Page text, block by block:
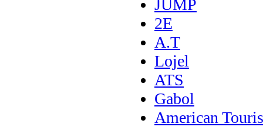
JUMP
2E
A.T
Lojel
ATS
Gabol
American